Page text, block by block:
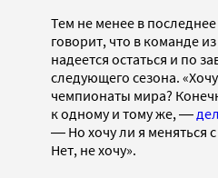
Тем не менее в
говорит, что в команде
надеется остаться и по
следующего сезона.
чемпионаты мира?
к одному и тому же, ―
― Но хочу ли я меняться
Нет, не хочу».